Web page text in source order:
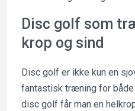
Disc golf som
krop og sind
Disc golf er ikke kun en
fantastisk træning for
disc golf får man en